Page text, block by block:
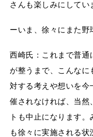
さんも楽しみにして
ーいま、徐々にまた
西崎氏：これまで普通
が整うまで、こんな
対する考えや想いを今
催されなければ、当然
トも中止になります
も徐々に実施される